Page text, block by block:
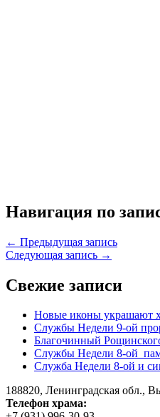
Навигация по
← Предыдущая запись
Следующая запись →
Свежие записи
Новые иконы украшают
Службы Недели 9-ой
Благочинный
Службы Недели 8-ой
Служба Недели 8-ой и
188820, Ленинградская обл.,
Телефон храма: